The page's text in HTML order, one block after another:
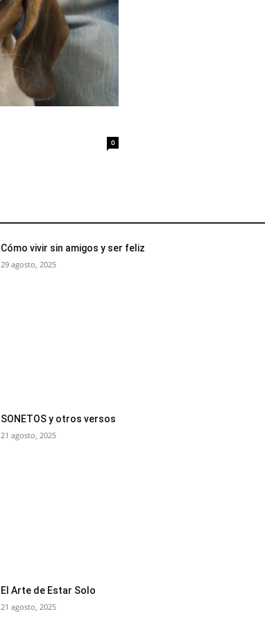
0
Cómo vivir sin amigos y ser feliz
29 agosto, 2025
SONETOS y otros versos
21 agosto, 2025
El Arte de Estar Solo
21 agosto, 2025